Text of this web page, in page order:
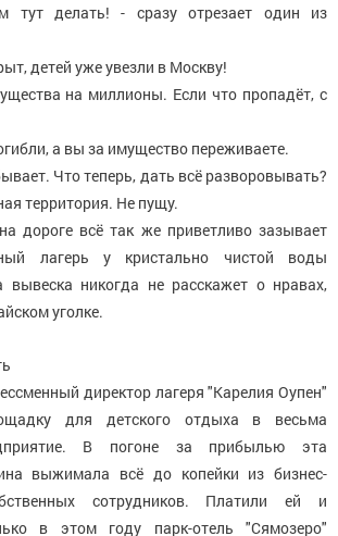
тут делать! - сразу отрезает один из
детей уже увезли в Москву!
на миллионы. Если что пропадёт, с
а вы за имущество переживаете.
Что теперь, дать всё разворовывать?
территория. Не пущу.
дороге всё так же приветливо зазывает
лагерь у кристально чистой воды
никогда не расскажет о нравах,
уголке.
директор лагеря "Карелия Оупен"
для детского отдыха в весьма
В погоне за прибылью эта
выжимала всё до копейки из бизнес-
сотрудников. Платили ей и
в этом году парк-отель "Сямозеро"